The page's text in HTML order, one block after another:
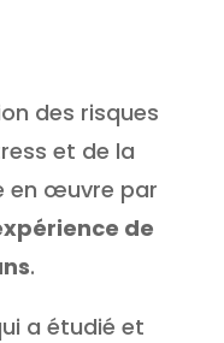
des risques
et de la
en œuvre par
de
.
a étudié et